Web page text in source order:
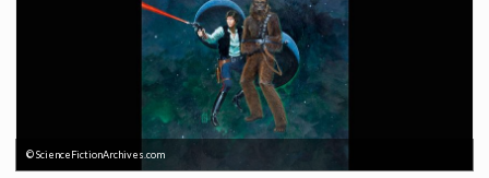
© ScienceFictionArchives.com